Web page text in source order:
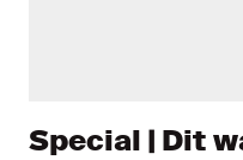
Special | Dit